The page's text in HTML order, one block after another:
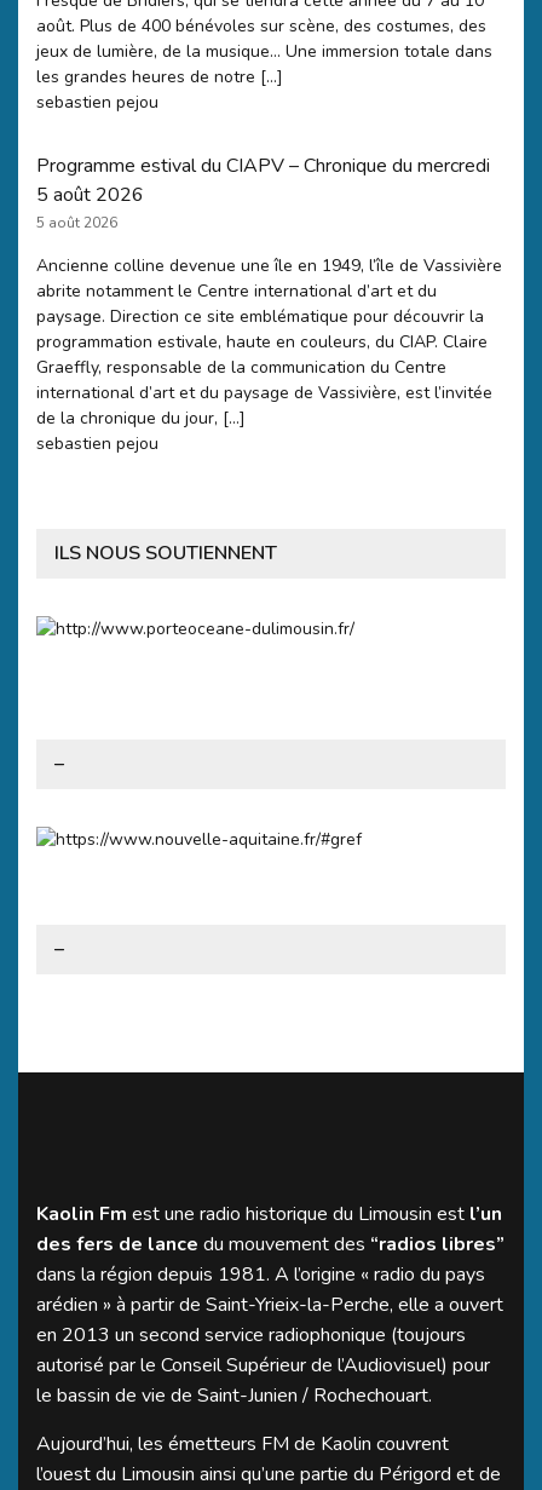
août. Plus de 400 bénévoles sur scène, des costumes, des
jeux de lumière, de la musique… Une immersion totale dans
les grandes heures de notre […]
sebastien pejou
Programme estival du CIAPV – Chronique du mercredi
5 août 2026
5 août 2026
Ancienne colline devenue une île en 1949, l’île de Vassivière
abrite notamment le Centre international d’art et du
paysage. Direction ce site emblématique pour découvrir la
programmation estivale, haute en couleurs, du CIAP. Claire
Graeffly, responsable de la communication du Centre
international d’art et du paysage de Vassivière, est l’invitée
de la chronique du jour, […]
sebastien pejou
ILS NOUS SOUTIENNENT
–
–
Kaolin Fm est une radio historique du Limousin est l’un
des fers de lance du mouvement des “radios libres”
dans la région depuis 1981. A l’origine « radio du pays
arédien » à partir de Saint-Yrieix-la-Perche, elle a ouvert
en 2013 un second service radiophonique (toujours
autorisé par le Conseil Supérieur de l’Audiovisuel) pour
le bassin de vie de Saint-Junien / Rochechouart.
Aujourd’hui, les émetteurs FM de Kaolin couvrent
l’ouest du Limousin ainsi qu’une partie du Périgord et de